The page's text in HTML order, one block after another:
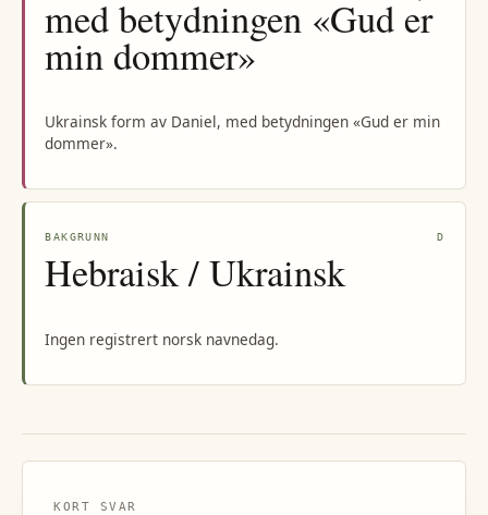
med betydningen «Gud er
min dommer»
Ukrainsk form av Daniel, med betydningen «Gud er min
dommer».
BAKGRUNN D
Hebraisk / Ukrainsk
Ingen registrert norsk navnedag.
KORT SVAR